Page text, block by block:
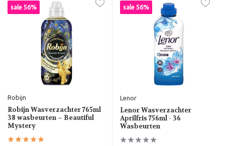
sale 56%
Robijn
Robijn Wasverzachter 765ml
38 wasbeurten – Beautiful
Mystery
sale 56%
Lenor
Lenor Wasverzachter
Aprilfris 756ml - 36
Wasbeurten